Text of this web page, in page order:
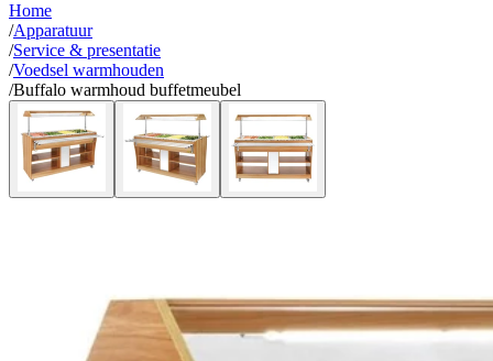
Home
/Apparatuur
/Service & presentatie
/Voedsel warmhouden
/Buffalo warmhoud buffetmeubel